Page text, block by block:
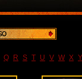
Q R S T U V W X Y